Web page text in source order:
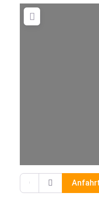
Gib deinen Standort ein.